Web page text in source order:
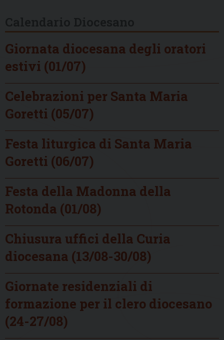
Giornata diocesana degli oratori
estivi (01/07)
Celebrazioni per Santa Maria
Goretti (05/07)
Festa liturgica di Santa Maria
Goretti (06/07)
Festa della Madonna della
Rotonda (01/08)
Chiusura uffici della Curia
diocesana (13/08-30/08)
Giornate residenziali di
formazione per il clero diocesano
(24-27/08)